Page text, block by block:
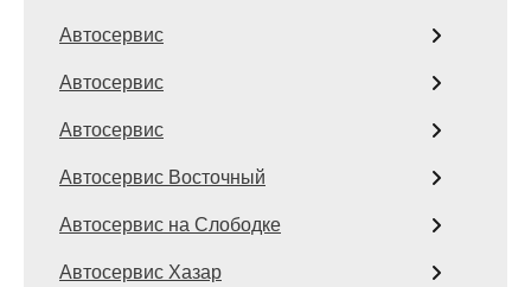
Автосервис
Автосервис
Автосервис
Автосервис Восточный
Автосервис на Слободке
Автосервис Хазар